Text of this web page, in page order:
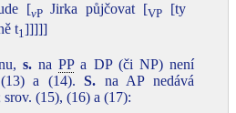
[vPJirka půjčovat [VP [ty
t1]]]]]
s. naPPa DP (či NP) není
(13) a (14).S. na AP nedává
(15), (16) a (17):